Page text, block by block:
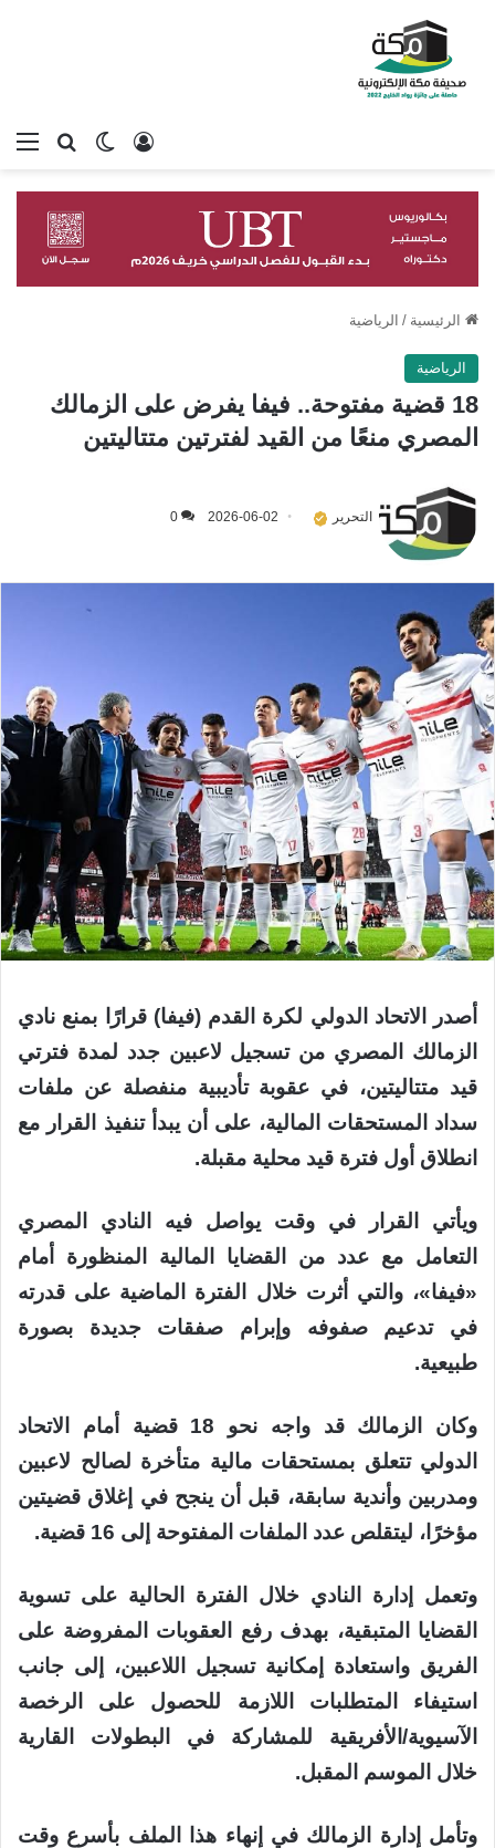
بحثالوضع
تسجيل الدخول
الرئيسية / الرياضية
الرياضية
18 قضية مفتوحة.. فيفا يفرض على الزمالك
المصري منعًا من القيد لفترتين متتاليتين
التحرير 2026-06-02
0
أصدر الاتحاد الدولي لكرة القدم (فيفا) قرارًا بمنع نادي
الزمالك المصري من تسجيل لاعبين جدد لمدة فترتي
قيد متتاليتين، في عقوبة تأديبية منفصلة عن ملفات
سداد المستحقات المالية، على أن يبدأ تنفيذ القرار مع
انطلاق أول فترة قيد محلية مقبلة.
ويأتي القرار في وقت يواصل فيه النادي المصري
التعامل مع عدد من القضايا المالية المنظورة أمام
«فيفا»، والتي أثرت خلال الفترة الماضية على قدرته
في تدعيم صفوفه وإبرام صفقات جديدة بصورة
طبيعية.
وكان الزمالك قد واجه نحو 18 قضية أمام الاتحاد
الدولي تتعلق بمستحقات مالية متأخرة لصالح لاعبين
ومدربين وأندية سابقة، قبل أن ينجح في إغلاق قضيتين
مؤخرًا، ليتقلص عدد الملفات المفتوحة إلى 16 قضية.
وتعمل إدارة النادي خلال الفترة الحالية على تسوية
القضايا المتبقية، بهدف رفع العقوبات المفروضة على
الفريق واستعادة إمكانية تسجيل اللاعبين، إلى جانب
استيفاء المتطلبات اللازمة للحصول على الرخصة
الآسيوية/الأفريقية للمشاركة في البطولات القارية
خلال الموسم المقبل.
وتأمل إدارة الزمالك في إنهاء هذا الملف بأسرع وقت